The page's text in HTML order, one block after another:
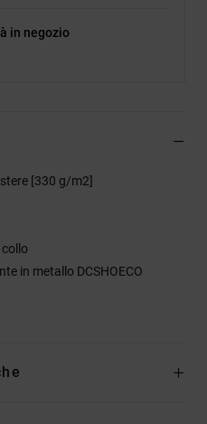
in negozio
[330 g/m2]
in metallo DCSHOECO